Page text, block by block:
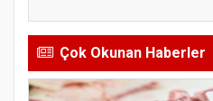
Çok Okunan Haberler